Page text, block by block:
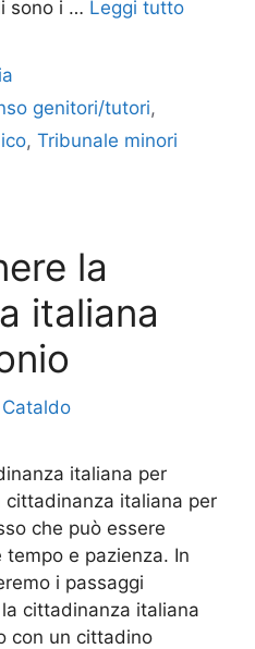
sono i … Leggi tutto
genitori/tutori,
, Tribunale minori
la
italiana
italiana per
italiana per
che può essere
e pazienza. In
i passaggi
cittadinanza italiana
con un cittadino